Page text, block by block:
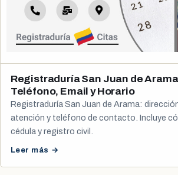
Registraduría San Juan de
Teléfono, Email y Horario
Registraduría San Juan de Arama:
atención y teléfono de contacto. Incluye
cédula y registro civil.
Leer más →